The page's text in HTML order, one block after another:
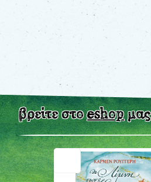
βρείτε στοeshopμας